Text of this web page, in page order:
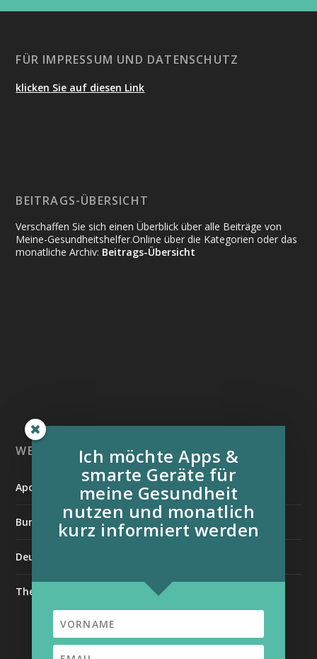
FÜR IMPRESSUM UND DATENSCHUTZ
klicken Sie auf diesen Link
BEITRAGS-ÜBERSICHT
Verschaffen Sie sich einen Überblick über alle Beiträge von
Meine-Gesundheitshelfer.Online über die Kategorien oder das
monatliche Archiv: Beitrags-Übersicht
WEITERE INFORMATIONSQUELLEN:
Apotheken Umschau
Bundesverband der Organtransplantierten e.V.
Deutsche Stiftung für chronisch Kranke
The Medical Futurist
Ich möchte Apps &
smarte Geräte für
meine Gesundheit
nutzen und monatlich
kurz informiert werden